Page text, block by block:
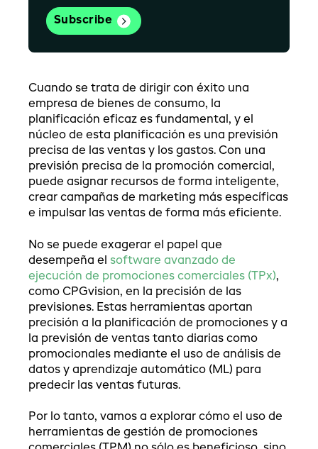
Cuando se trata de dirigir con éxito una
empresa de bienes de consumo, la
planificación eficaz es fundamental, y el
núcleo de esta planificación es una previsión
precisa de las ventas y los gastos. Con una
previsión precisa de la promoción comercial,
puede asignar recursos de forma inteligente,
crear campañas de marketing más específicas
e impulsar las ventas de forma más eficiente.
No se puede exagerar el papel que
desempeña el software avanzado de
ejecución de promociones comerciales (TPx),
como CPGvision, en la precisión de las
previsiones. Estas herramientas aportan
precisión a la planificación de promociones y a
la previsión de ventas tanto diarias como
promocionales mediante el uso de análisis de
datos y aprendizaje automático (ML) para
predecir las ventas futuras.
Por lo tanto, vamos a explorar cómo el uso de
herramientas de gestión de promociones